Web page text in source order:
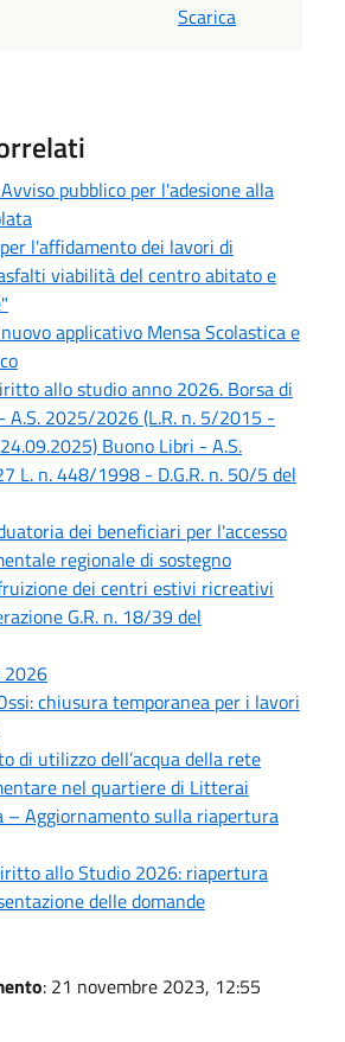
Scarica
pubblico per l'adesione alla
l'affidamento dei lavori di
viabilità del centro abitato e
applicativo Mensa Scolastica e
allo studio anno 2026. Borsa di
A.S. 2025/2026 (L.R. n. 5/2015 -
Buono Libri - A.S.
L. n. 448/1998 - D.G.R. n. 50/5 del
dei beneficiari per l'accesso
regionale di sostegno
dei centri estivi ricreativi
G.R. n. 18/39 del
2026
chiusura temporanea per i lavori
di utilizzo dell’acqua della rete
nel quartiere di Litterai
– Aggiornamento sulla riapertura
allo Studio 2026: riapertura
delle domande
: 21 novembre 2023, 12:55